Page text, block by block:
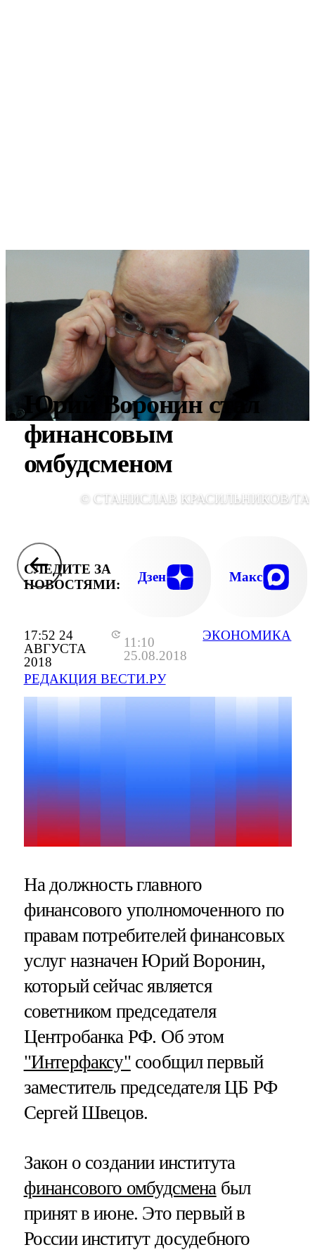
17:52 24
АВГУСТА
2018
11:10
25.08.2018
РЕДАКЦИЯ ВЕСТИ.РУ
ЭКОНОМИКА
Юрий Воронин стал
финансовым
омбудсменом
© СТАНИСЛАВ КРАСИЛЬНИКОВ/
СЛЕДИТЕ ЗА
НОВОСТЯМИ:
Дзен Макс
На должность главного
финансового уполномоченного по
правам потребителей финансовых
услуг назначен Юрий Воронин,
который сейчас является
советником председателя
Центробанка РФ. Об этом
"Интерфаксу"сообщил первый
заместитель председателя ЦБ РФ
Сергей Швецов.
Закон о создании института
финансового омбудсмена был
принят в июне. Это первый в
России институт досудебного